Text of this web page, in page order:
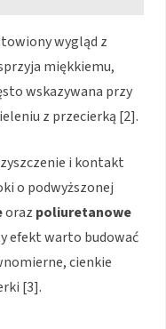
wygląd z
miękkiemu,
wskazywana przy
z przecierką [2].
i kontakt
o podwyższonej
oraz poliuretanowe
efekt warto budować
cienkie
[3].